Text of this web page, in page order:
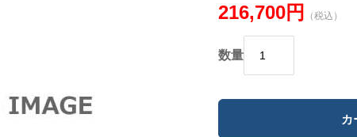
216,700円 （税込）
数量